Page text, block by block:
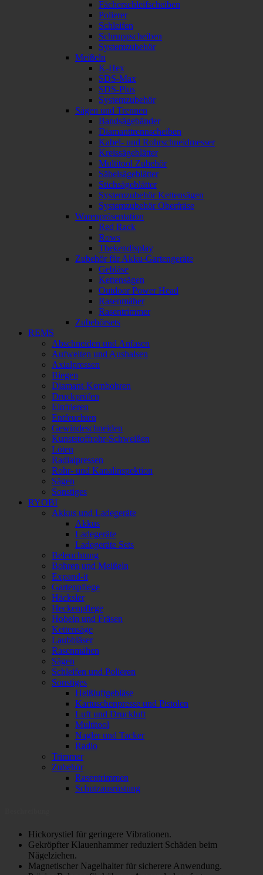
Fächerschleifscheiben
Polierer
Schleifen
Schruppscheiben
Systemzubehör
Meißeln
K-Hex
SDS-Max
SDS-Plus
Systemzubehör
Sägen und Trennen
Bandsägebänder
Diamanttrennscheiben
Kabel- und Rohrschneidmesser
Kreissägeblätter
Multitool Zubehör
Säbelsägeblätter
Stichsägeblätter
Systemzubehör Kettensägen
Systemzubehör Oberfräse
Warenpräsentation
Red Rack
Rows
Thekendisplay
Zubehör für Akku-Gartengeräte
Gebläse
Kettensägen
Outdoor Power Head
Rasenmäher
Rasentrimmer
Zubehörsets
REMS
Abschneiden und Anfasen
Aufweiten und Aushalsen
Axialpressen
Biegen
Diamant-Kernbohren
Druckprüfen
Einfrieren
Entfeuchten
Gewindeschneiden
Kunststoffrohr-Schweißen
Löten
Radialpressen
Rohr- und Kanalinspektion
Sägen
Sonstiges
RYOBI
Akkus und Ladegeräte
Akkus
Ladegeräte
Ladegeräte Sets
Beleuchtung
Bohren und Meißeln
Expand-it
Gartenpflege
Häcksler
Heckenpflege
Hobeln und Fräsen
Kettensäge
Laubbläser
Rasenmähen
Sägen
Schleifen und Polieren
Sonstiges
Heißluftgebläse
Kartuschenpresse und Pistolen
Luft und Druckluft
Multitool
Nagler und Tacker
Radio
Trimmer
Zubehör
Rasentrimmen
Schutzausrüstung
Hickorystiel für geringere Vibrationen.
Gekröpfter Klauenhammer reduziert Schäden beim
Nägelziehen.
Magnetischer Nagelhalter für sicherere Anwendung.